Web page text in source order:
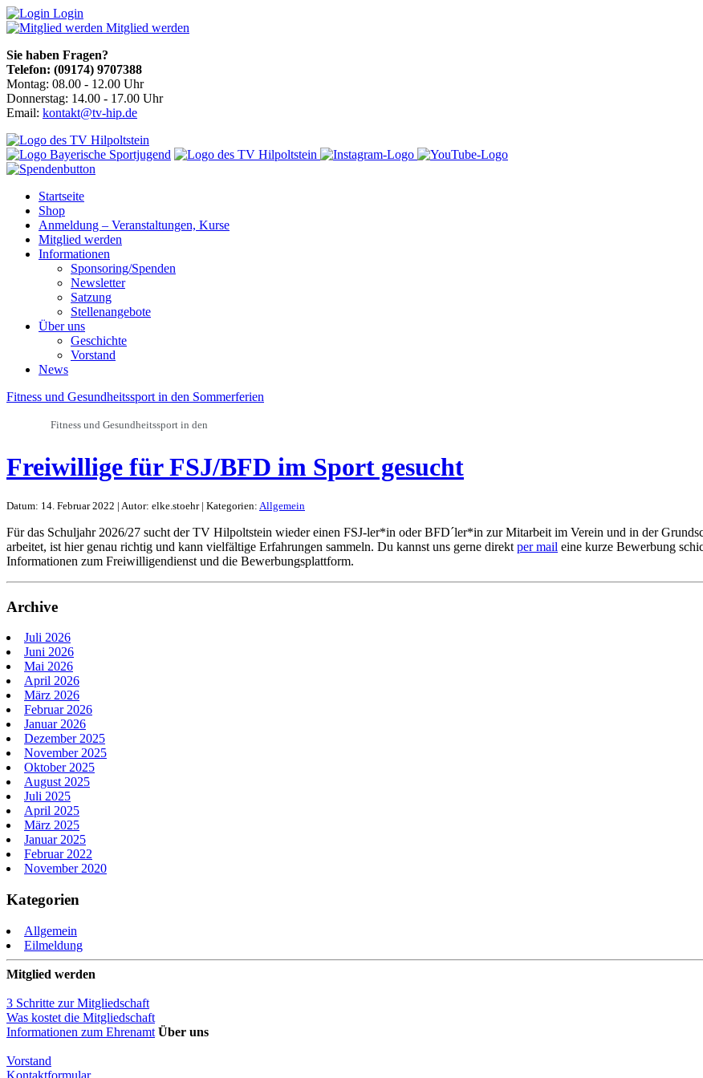
Login
Mitglied werden
Sie haben Fragen?
Telefon: (09174) 9707388
Montag: 08.00 - 12.00 Uhr
Donnerstag: 14.00 - 17.00 Uhr
Email: kontakt@tv-hip.de
Startseite
Shop
Anmeldung – Veranstaltungen, Kurse
Mitglied werden
Informationen
Sponsoring/Spenden
Newsletter
Satzung
Stellenangebote
Über uns
Geschichte
Vorstand
News
Fitness und Gesundheitssport in den Sommerferien
Fitness und Gesundheitssport in den
Freiwillige für FSJ/BFD im Sport gesucht
Datum: 14. Februar 2022 | Autor: elke.stoehr | Kategorien: Allgemein
Für das Schuljahr 2026/27 sucht der TV Hilpoltstein wieder einen FSJ-ler*in oder BFD´ler*in zur Mitarbeit im Verein und in der
arbeitet, ist hier genau richtig und kann vielfältige Erfahrungen sammeln. Du kannst uns gerne direkt per mail eine kurze Bewerbung
Informationen zum Freiwilligendienst und die Bewerbungsplattform.
Archive
Juli 2026
Juni 2026
Mai 2026
April 2026
März 2026
Februar 2026
Januar 2026
Dezember 2025
November 2025
Oktober 2025
August 2025
Juli 2025
April 2025
März 2025
Januar 2025
Februar 2022
November 2020
Kategorien
Allgemein
Eilmeldung
Mitglied werden
3 Schritte zur Mitgliedschaft
Was kostet die Mitgliedschaft
Informationen zum Ehrenamt Über uns
Vorstand
Kontaktformular